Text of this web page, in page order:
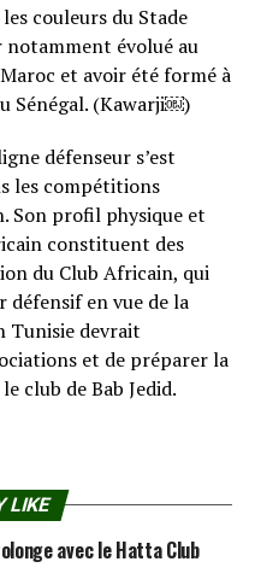
couleurs du Stade
notamment évolué au
et avoir été formé à
Sénégal. (Kawarji⁠￼)
défenseur s’est
les compétitions
Son profil physique et
constituent des
du Club Africain, qui
défensif en vue de la
Tunisie devrait
et de préparer la
club de Bab Jedid.
LIKE
avec le Hatta Club